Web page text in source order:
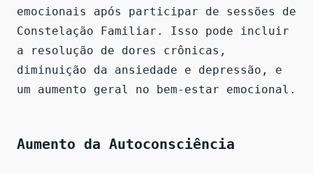
emocionais após participar de sessões de
Constelação Familiar. Isso pode incluir
a resolução de dores crônicas,
diminuição da ansiedade e depressão, e
um aumento geral no bem-estar emocional.
Aumento da Autoconsciência